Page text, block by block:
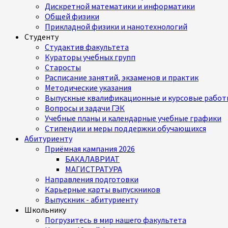
Дискретной математики и информатики
Общей физики
Прикладной физики и нанотехнологий
Студенту
Студактив факультета
Кураторы учебных групп
Старосты
Расписание занятий, экзаменов и практик
Методические указания
Выпускные квалификационные и курсовые
Вопросы и задачи ГЭК
Учебные планы и календарные учебные графики
Стипендии и меры поддержки обучающихся
Абитуриенту
Приёмная кампания 2026
БАКАЛАВРИАТ
МАГИСТРАТУРА
Направления подготовки
Карьерные карты выпускников
Выпускник - абитуриенту
Школьнику
Погрузитесь в мир нашего факультета